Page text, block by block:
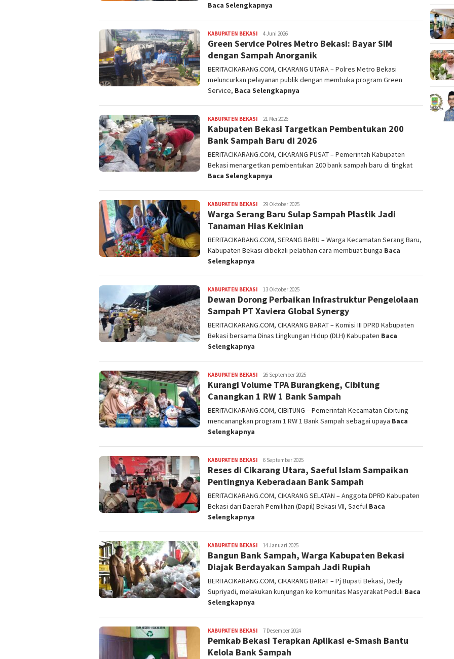
Baca Selengkapnya
KABUPATEN BEKASI admin
4 Juni 2026
Green Service Polres Metro Bekasi: Bayar SIM
dengan Sampah Anorganik
BERITACIKARANG.COM, CIKARANG UTARA – Polres Metro Bekasi
meluncurkan pelayanan publik dengan membuka program Green
Service, Baca Selengkapnya
KABUPATEN BEKASI admin
21 Mei 2026
Kabupaten Bekasi Targetkan Pembentukan 200
Bank Sampah Baru di 2026
BERITACIKARANG.COM, CIKARANG PUSAT – Pemerintah Kabupaten
Bekasi menargetkan pembentukan 200 bank sampah baru di tingkat
Baca Selengkapnya
KABUPATEN BEKASI admin
29 Oktober 2025
Warga Serang Baru Sulap Sampah Plastik Jadi
Tanaman Hias Kekinian
BERITACIKARANG.COM, SERANG BARU – Warga Kecamatan Serang Baru,
Kabupaten Bekasi dibekali pelatihan cara membuat bunga Baca
Selengkapnya
KABUPATEN BEKASI admin
13 Oktober 2025
Dewan Dorong Perbaikan Infrastruktur Pengelolaan
Sampah PT Xaviera Global Synergy
BERITACIKARANG.COM, CIKARANG BARAT – Komisi III DPRD Kabupaten
Bekasi bersama Dinas Lingkungan Hidup (DLH) Kabupaten Baca
Selengkapnya
KABUPATEN BEKASI admin
26 September 2025
Kurangi Volume TPA Burangkeng, Cibitung
Canangkan 1 RW 1 Bank Sampah
BERITACIKARANG.COM, CIBITUNG – Pemerintah Kecamatan Cibitung
mencanangkan program 1 RW 1 Bank Sampah sebagai upaya Baca
Selengkapnya
KABUPATEN BEKASI admin
6 September 2025
Reses di Cikarang Utara, Saeful Islam Sampaikan
Pentingnya Keberadaan Bank Sampah
BERITACIKARANG.COM, CIKARANG SELATAN – Anggota DPRD Kabupaten
Bekasi dari Daerah Pemilihan (Dapil) Bekasi VII, Saeful Baca
Selengkapnya
KABUPATEN BEKASI admin
14 Januari 2025
Bangun Bank Sampah, Warga Kabupaten Bekasi
Diajak Berdayakan Sampah Jadi Rupiah
BERITACIKARANG.COM, CIKARANG BARAT – Pj Bupati Bekasi, Dedy
Supriyadi, melakukan kunjungan ke komunitas Masyarakat Peduli Baca
Selengkapnya
KABUPATEN BEKASI admin
7 Desember 2024
Pemkab Bekasi Terapkan Aplikasi e-Smash Bantu
Kelola Bank Sampah